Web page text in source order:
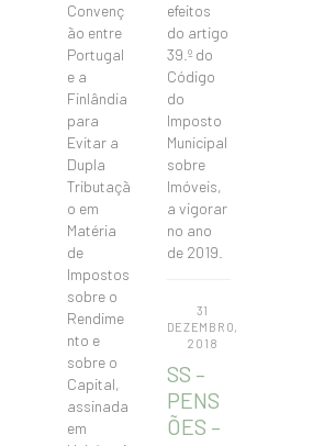
Convenç
ão entre
Portugal
e a
Finlândia
para
Evitar a
Dupla
Tributaçã
o em
Matéria
de
Impostos
sobre o
Rendime
nto e
sobre o
Capital,
assinada
em
efeitos
do artigo
39.º do
Código
do
Imposto
Municipal
sobre
Imóveis,
a vigorar
no ano
de 2019.
31
DEZEMBRO,
2018
SS –
PENS
ÕES –